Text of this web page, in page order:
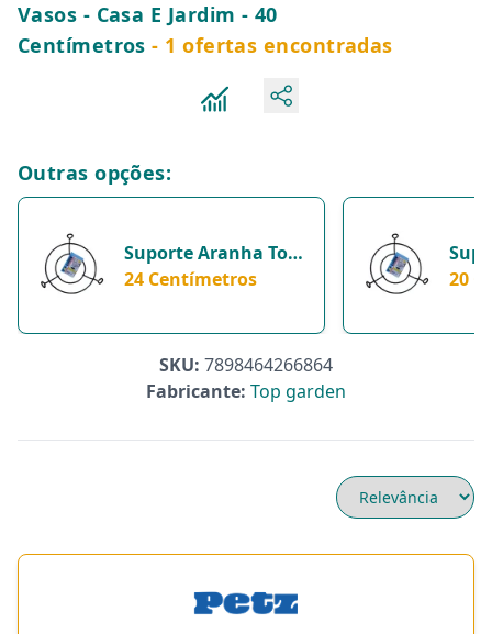
Vasos - Casa E Jardim - 40
Centímetros - 1 ofertas encontradas
Outras opções:
Suporte Aranha Top
Garden Para Vasos -
Centímetros
24 Centímetros
De
20
20
SKU: 7898464266864
Fabricante: Top garden